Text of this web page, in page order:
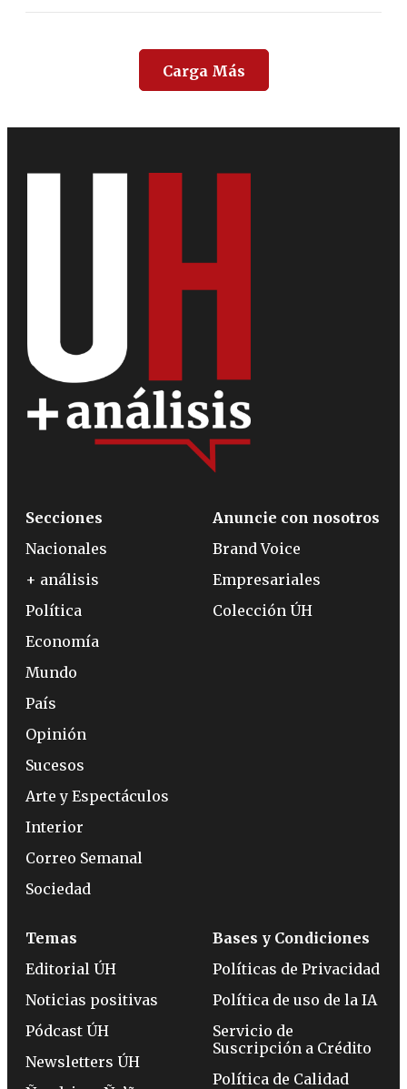
Carga Más
Secciones
Nacionales
+ análisis
Política
Economía
Mundo
País
Opinión
Sucesos
Arte y Espectáculos
Interior
Correo Semanal
Sociedad
Anuncie con nosotros
Brand Voice
Empresariales
Colección ÚH
Temas
Editorial ÚH
Noticias positivas
Pódcast ÚH
Newsletters ÚH
Bases y Condiciones
Políticas de Privacidad
Política de uso de la IA
Servicio de
Suscripción a Crédito
Política de Calidad